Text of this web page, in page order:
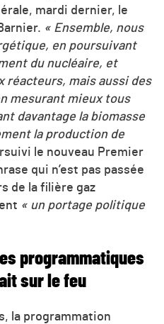
mardi dernier, le
« Ensemble, nous
en poursuivant
du nucléaire, et
réacteurs, mais aussi des
mesurant mieux tous
davantage la biomasse
la production de
le nouveau Premier
qui n’est pas passée
de la filière gaz
« un portage politique
programmatiques
sur le feu
la programmation